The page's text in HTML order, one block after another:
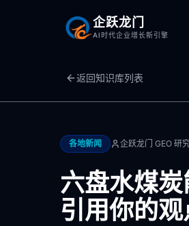
企跃龙门
AI时代企业增长新引擎
返回知识库列表
各地新闻 企跃龙门 GEO 研
六盘水煤
引用你的